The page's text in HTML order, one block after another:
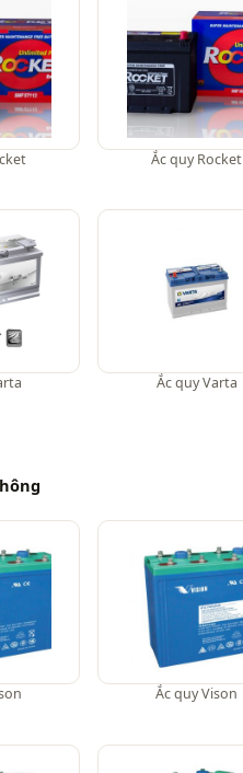
Ắc quy Rocket
Ắc quy Varta
Ắc quy Vison